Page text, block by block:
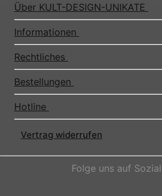
Über KULT-DESIGN-UNIKATE
Informationen
Rechtliches
Bestellungen
Hotline
Vertrag widerrufen
Folge uns auf